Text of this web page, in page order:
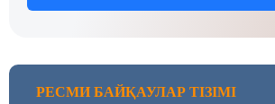
РЕСМИ БАЙҚАУЛАР ТІЗІМІ